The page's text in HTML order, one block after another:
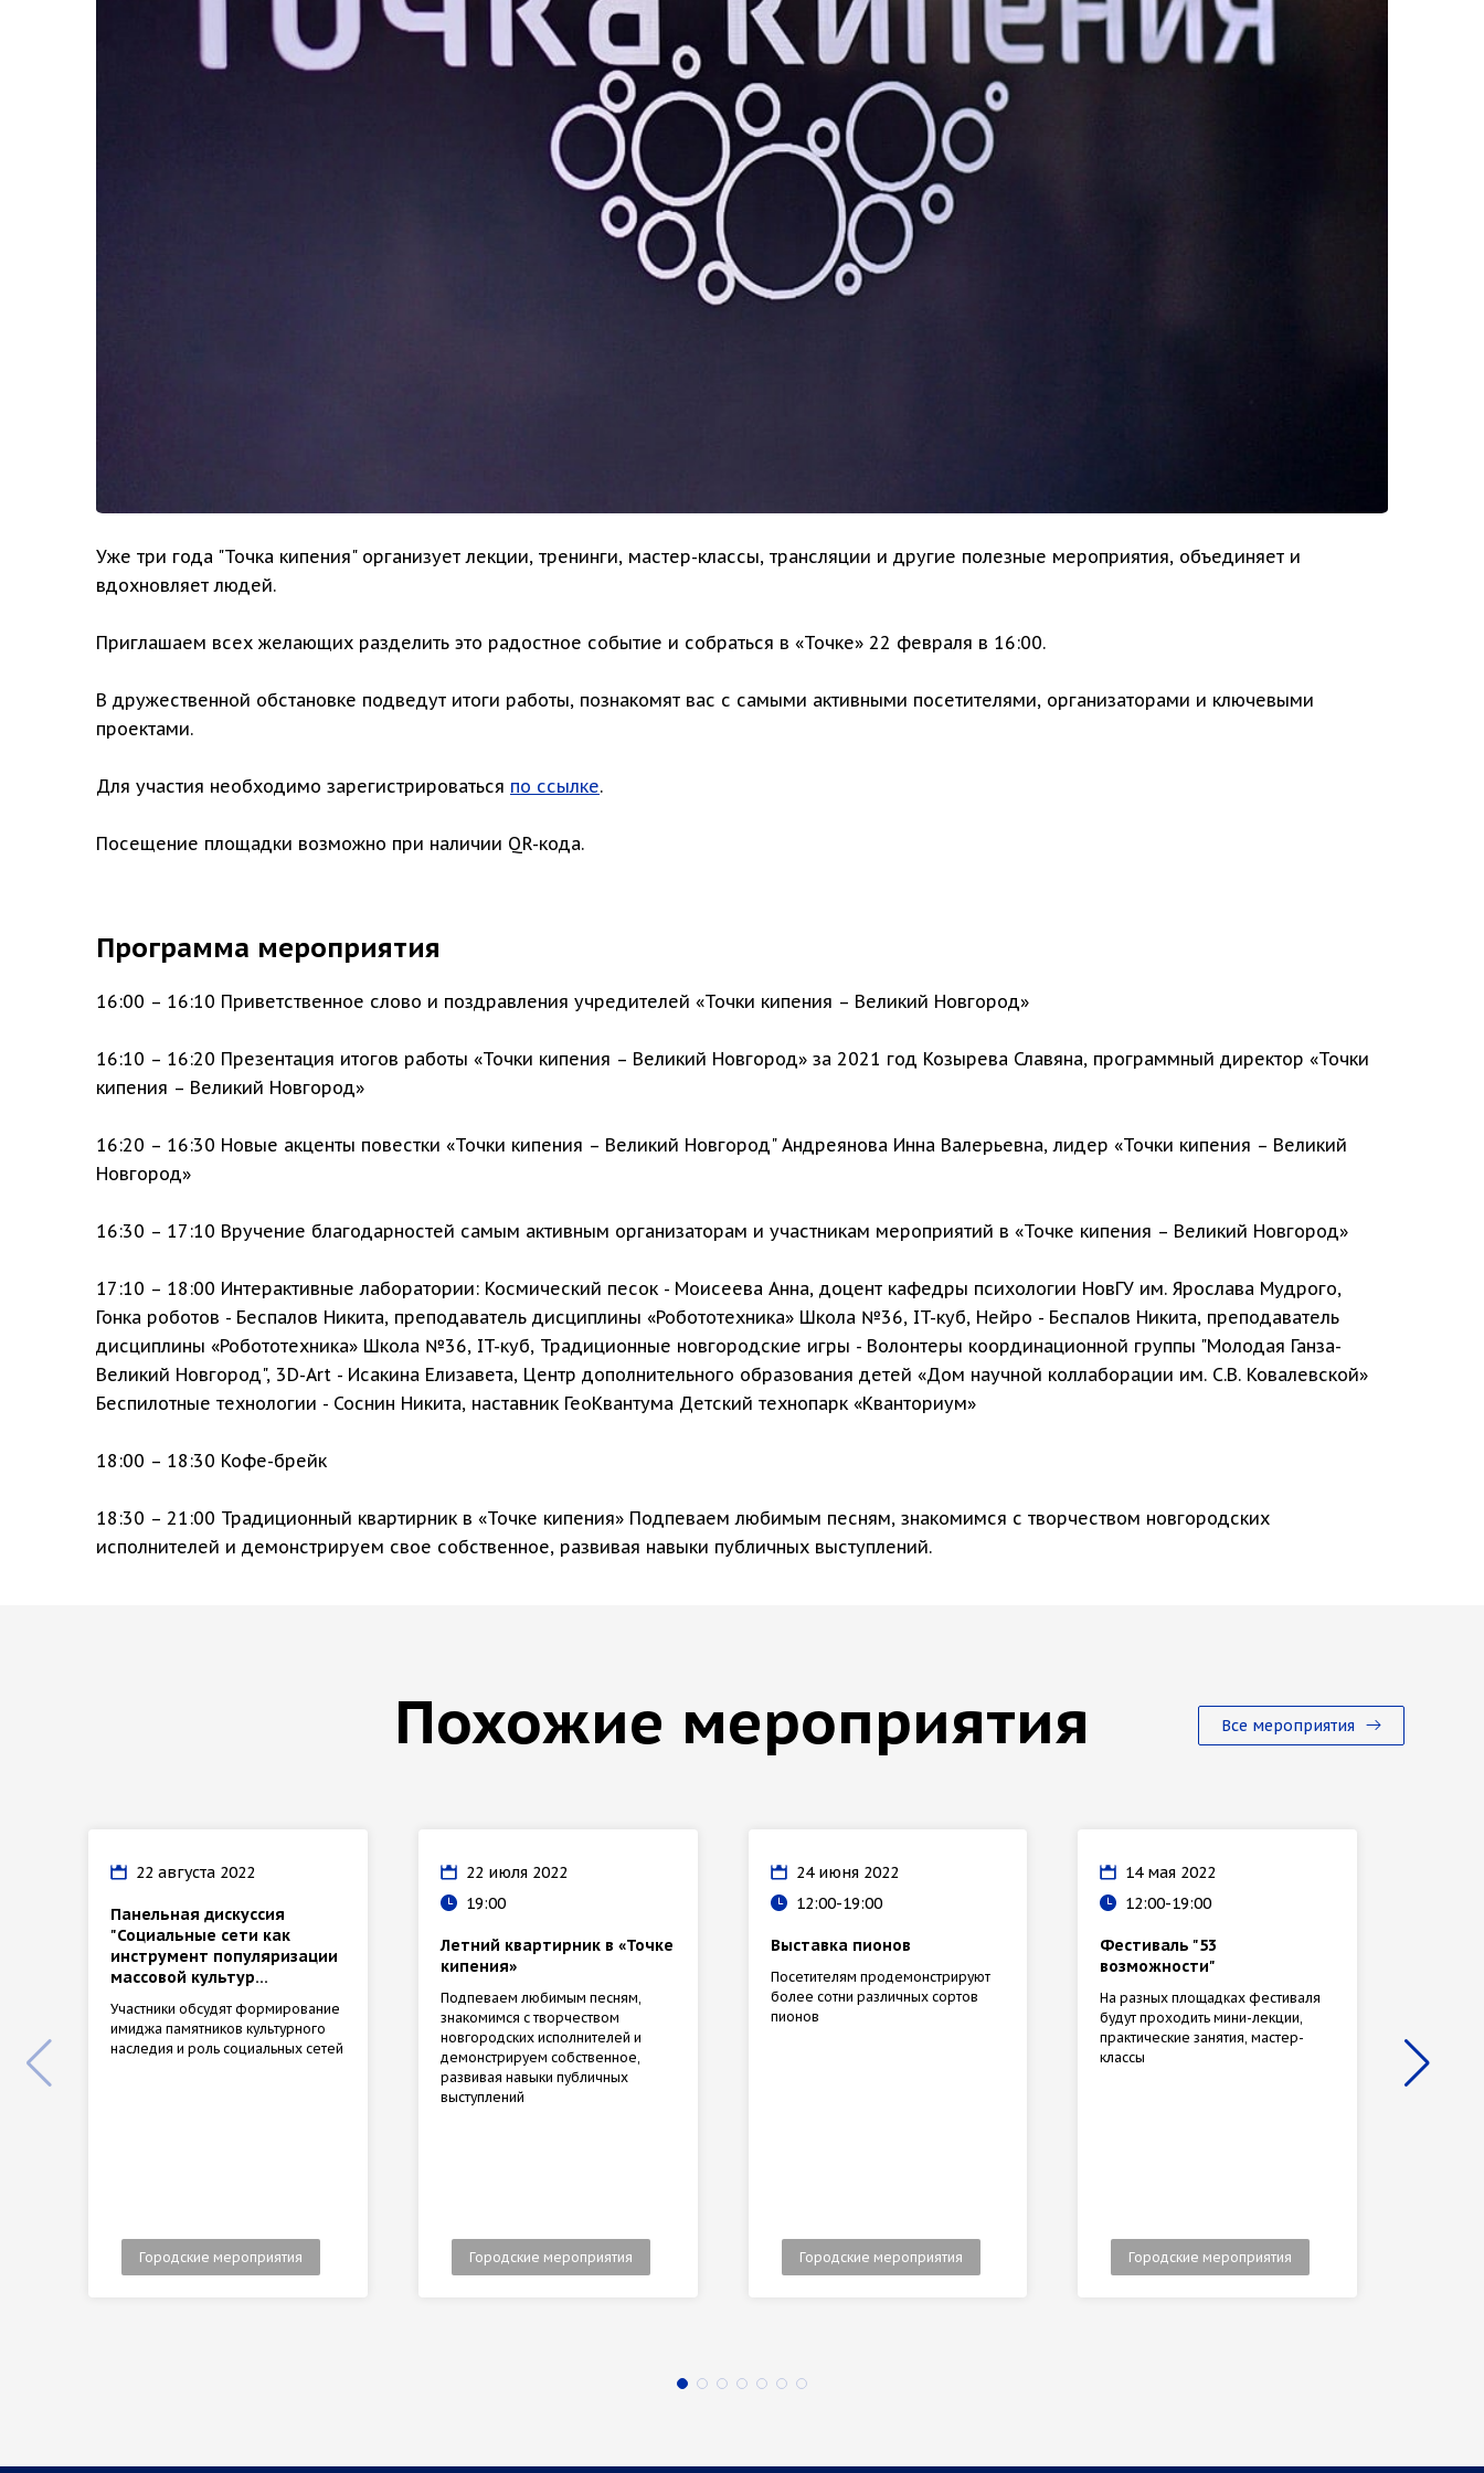
Уже три года "Точка кипения" организует лекции, тренинги, мастер-классы, трансляции и другие полезные мероприятия, объединяет и
вдохновляет людей.
Приглашаем всех желающих разделить это радостное событие и собраться в «Точке» 22 февраля в 16:00.
В дружественной обстановке подведут итоги работы, познакомят вас с самыми активными посетителями, организаторами и ключевыми
проектами.
Для участия необходимо зарегистрироваться по ссылке.
Посещение площадки возможно при наличии QR-кода.
Программа мероприятия
16:00 – 16:10 Приветственное слово и поздравления учредителей «Точки кипения – Великий Новгород»
16:10 – 16:20 Презентация итогов работы «Точки кипения – Великий Новгород» за 2021 год Козырева Славяна, программный директор «Точки
кипения – Великий Новгород»
16:20 – 16:30 Новые акценты повестки «Точки кипения – Великий Новгород" Андреянова Инна Валерьевна, лидер «Точки кипения – Великий
Новгород»
16:30 – 17:10 Вручение благодарностей самым активным организаторам и участникам мероприятий в «Точке кипения – Великий Новгород»
17:10 – 18:00 Интерактивные лаборатории: Космический песок - Моисеева Анна, доцент кафедры психологии НовГУ им. Ярослава Мудрого,
Гонка роботов - Беспалов Никита, преподаватель дисциплины «Робототехника» Школа №36, IT-куб, Нейро - Беспалов Никита, преподаватель
дисциплины «Робототехника» Школа №36, IT-куб, Традиционные новгородские игры - Волонтеры координационной группы "Молодая Ганза-
Великий Новгород", 3D-Art - Исакина Елизавета, Центр дополнительного образования детей «Дом научной коллаборации им. С.В. Ковалевской»
Беспилотные технологии - Соснин Никита, наставник ГеоКвантума Детский технопарк «Кванториум»
18:00 – 18:30 Кофе-брейк
18:30 – 21:00 Традиционный квартирник в «Точке кипения» Подпеваем любимым песням, знакомимся с творчеством новгородских
исполнителей и демонстрируем свое собственное, развивая навыки публичных выступлений.
Похожие мероприятия Все мероприятия
22 августа 2022
Панельная дискуссия
"Социальные сети как
инструмент популяризации
массовой культур...
Участники обсудят формирование
имиджа памятников культурного
наследия и роль социальных сетей
Городские мероприятия
22 июля 2022
19:00
Летний квартирник в «Точке
кипения»
Подпеваем любимым песням,
знакомимся с творчеством
новгородских исполнителей и
демонстрируем собственное,
развивая навыки публичных
выступлений
Городские мероприятия
24 июня 2022
12:00-19:00
Выставка пионов
Посетителям продемонстрируют
более сотни различных сортов
пионов
Городские мероприятия
14 мая 2022
12:00-19:00
Фестиваль "53
возможности"
На разных площадках фестиваля
будут проходить мини-лекции,
практические занятия, мастер-
классы
Городские мероприятия